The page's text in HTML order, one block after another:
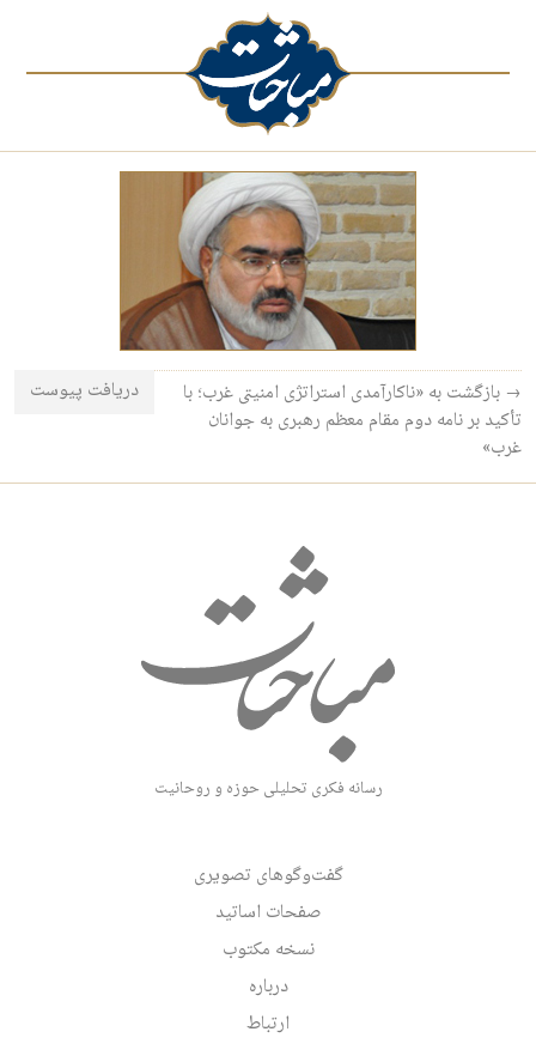
دریافت پیوست
→ بازگشت به «ناکارآمدی استراتژی امنیتی غرب؛ با
تأکید بر نامه‌ دوم مقام معظم رهبری به جوانان
غرب»
رسانه فکری تحلیلی حوزه و روحانیت
گفت‌وگوهای تصویری
صفحات اساتید
نسخه مکتوب
درباره
ارتباط